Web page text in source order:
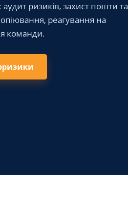
ризиків, захист пошти та
реагування на
команди.